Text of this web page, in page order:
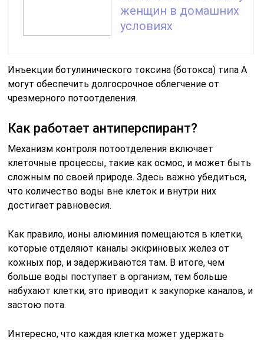
женщин в домашних
условиях
Инъекции ботулинического токсина (ботокса) типа A
могут обеспечить долгосрочное облегчение от
чрезмерного потоотделения.
Как работает антиперспирант?
Механизм контроля потоотделения включает
клеточные процессы, такие как осмос, и может быть
сложным по своей природе. Здесь важно убедиться,
что количество воды вне клеток и внутри них
достигает равновесия.
Как правило, ионы алюминия помещаются в клетки,
которые отделяют каналы эккриновых желез от
кожных пор, и задерживаются там. В итоге, чем
больше воды поступает в организм, тем больше
набухают клетки, это приводит к закупорке каналов, и
застою пота.
Интересно, что каждая клетка может удержать